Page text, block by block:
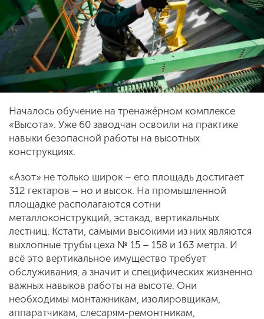
Началось обучение на тренажёрном комплексе
«Высота». Уже 60 заводчан освоили на практике
навыки безопасной работы на высотных
конструкциях.
«Азот» не только широк – его площадь достигает
312 гектаров – но и высок. На промышленной
площадке располагаются сотни
металлоконструкций, эстакад, вертикальных
лестниц. Кстати, самыми высокими из них являются
выхлопные трубы цеха № 15 – 158 и 163 метра. И
всё это вертикальное имущество требует
обслуживания, а значит и специфических жизненно
важных навыков работы на высоте. Они
необходимы монтажникам, изолировщикам,
аппаратчикам, слесарям-ремонтникам,